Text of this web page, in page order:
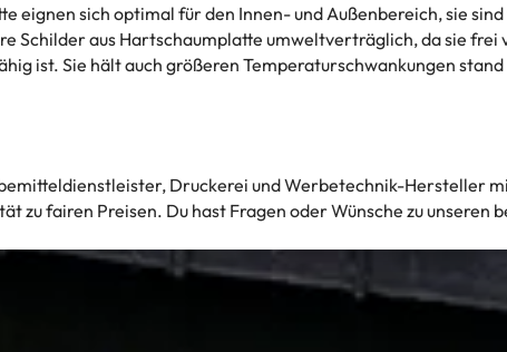
eignen sich optimal für den Innen- und Außenbereich, sie
Schilder aus Hartschaumplatte umweltverträglich, da sie frei
ist. Sie hält auch größeren Temperaturschwankungen
Druckerei und Werbetechnik-Hersteller
zu fairen Preisen. Du hast Fragen oder Wünsche zu unseren